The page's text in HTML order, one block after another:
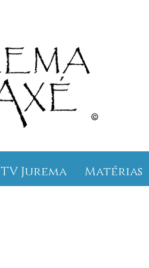
©
TV Jurema Matérias